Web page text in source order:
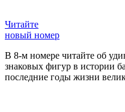
Читайте
новый номер
В 8-м номере читайте об
знаковых фигур в истории
последние годы жизни